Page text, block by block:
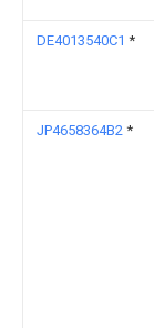
DE4013540C1 *
JP4658364B2 *